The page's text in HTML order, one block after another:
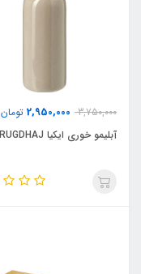
3,750,000
2,950,000 تومان
آبلیمو خوری ایکیا BRUGDHAJ